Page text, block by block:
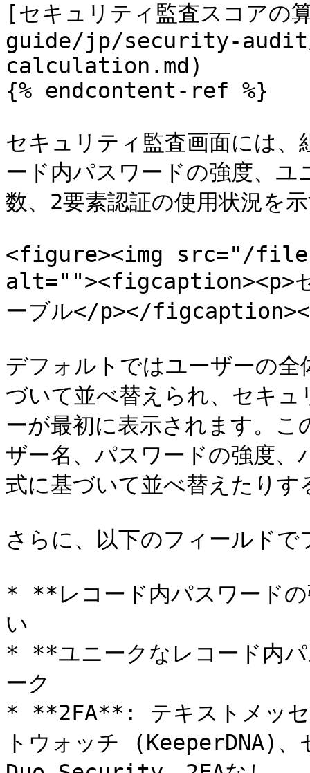
[セキュリティ監査スコア
guide/jp/security-
calculation.md)
{% endcontent-ref %}
セキュリティ監査画面には
ード内パスワードの強度、
数、2要素認証の使用状況を
<figure><img src="/files/
alt=""><figcaption><p>セ
ーブル</p></
デフォルトではユーザーの
づいて並べ替えられ、セキ
ーが最初に表示されます。
ザー名、パスワードの強度、
式に基づいて並べ替えたり
さらに、以下のフィールド
* **レコード内パスワード
い
* **ユニークなレコード内
ーク
* **2FA**: テキストメッセ
トウォッチ (KeeperDNA)